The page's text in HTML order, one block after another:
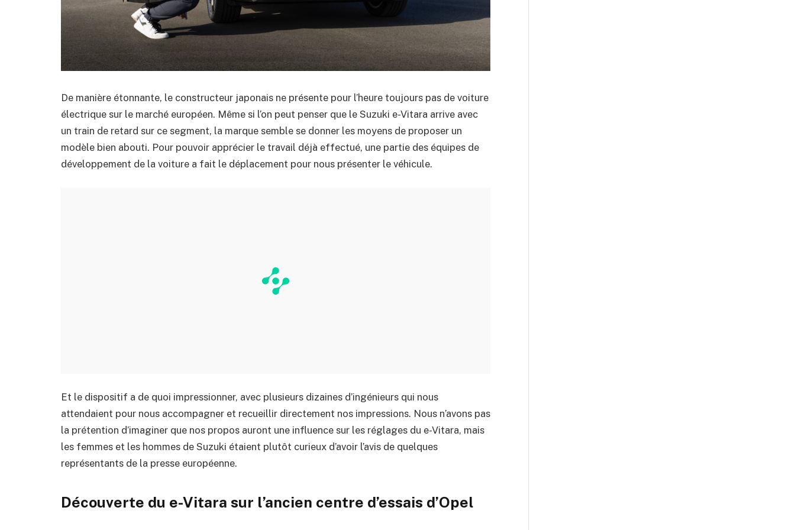
De manière étonnante, le constructeur japonais ne présente pour l’heure toujours pas de voiture
électrique sur le marché européen. Même si l’on peut penser que le Suzuki e-Vitara arrive avec
un train de retard sur ce segment, la marque semble se donner les moyens de proposer un
modèle bien abouti. Pour pouvoir apprécier le travail déjà effectué, une partie des équipes de
développement de la voiture a fait le déplacement pour nous présenter le véhicule.
Et le dispositif a de quoi impressionner, avec plusieurs dizaines d’ingénieurs qui nous
attendaient pour nous accompagner et recueillir directement nos impressions. Nous n’avons pas
la prétention d’imaginer que nos propos auront une influence sur les réglages du e-Vitara, mais
les femmes et les hommes de Suzuki étaient plutôt curieux d’avoir l’avis de quelques
représentants de la presse européenne.
Découverte du e-Vitara sur l’ancien centre d’essais d’Opel